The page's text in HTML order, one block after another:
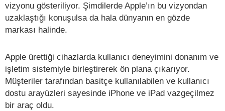
vizyonu gösteriliyor. Şimdilerde Apple’ın bu vizyondan
uzaklaştığı konuşulsa da hala dünyanın en gözde
markası halinde.
Apple ürettiği cihazlarda kullanıcı deneyimini donanım ve
işletim sistemiyle birleştirerek ön plana çıkarıyor.
Müşteriler tarafından basitçe kullanılabilen ve kullanıcı
dostu arayüzleri sayesinde iPhone ve iPad vazgeçilmez
bir araç oldu.